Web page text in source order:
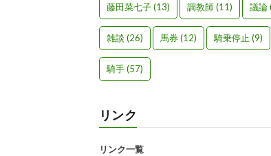
藤田菜七子(13) 調教師(11) 議論
雑談 (26) 馬券(12) 騎乗停止 (9)
騎手(57)
リンク
リンク一覧